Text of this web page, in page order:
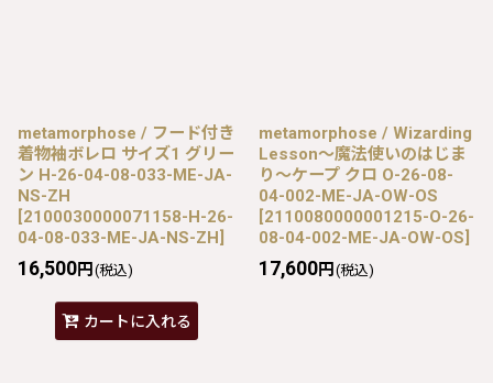
metamorphose / フード付き
着物袖ボレロ サイズ1 グリー
ン H-26-04-08-033-ME-JA-
NS-ZH
[2100030000071158-H-26-
04-08-033-ME-JA-NS-ZH]
16,500円 (税込)
カートに入れる
metamorphose / Wizarding
Lesson〜魔法使いのはじま
り〜ケープ クロ O-26-08-
04-002-ME-JA-OW-OS
[2110080000001215-O-26-
08-04-002-ME-JA-OW-OS]
17,600円 (税込)